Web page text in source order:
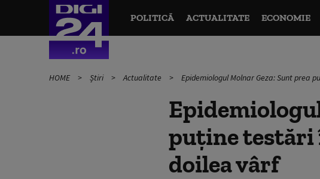
POLITICĂ ACTUALITATE ECONOMIE
HOME Știri Actualitate Epidemiologul Molnar Geza: Sunt prea
puține testări
doilea vârf